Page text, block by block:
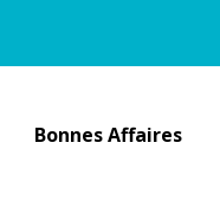
Bonnes Affaires